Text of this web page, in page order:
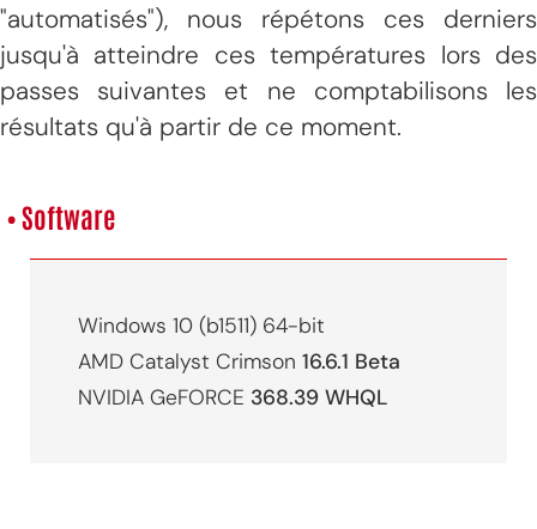
"automatisés"), nous répétons ces derniers
jusqu'à atteindre ces températures lors des
passes suivantes et ne comptabilisons les
résultats qu'à partir de ce moment.
• Software
Windows 10 (b1511) 64-bit
AMD Catalyst Crimson 16.6.1 Beta
NVIDIA GeFORCE 368.39 WHQL